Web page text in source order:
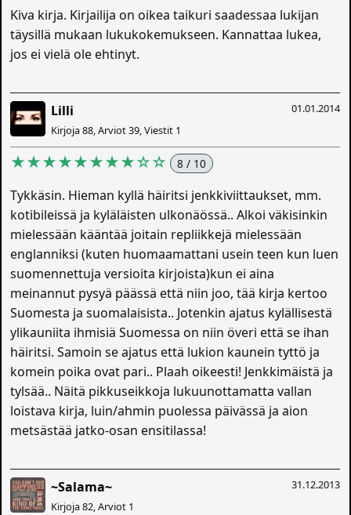
Kiva kirja. Kirjailija on oikea taikuri saadessaa lukijan
täysillä mukaan lukukokemukseen. Kannattaa lukea,
jos ei vielä ole ehtinyt.
01.01.2014
Lilli
Kirjoja 88, Arviot 39, Viestit 1
★★★★★★★★☆☆ 8 / 10
Tykkäsin. Hieman kyllä häiritsi jenkkiviittaukset, mm.
kotibileissä ja kyläläisten ulkonäössä.. Alkoi väkisinkin
mielessään kääntää joitain repliikkejä mielessään
englanniksi (kuten huomaamattani usein teen kun luen
suomennettuja versioita kirjoista)kun ei aina
meinannut pysyä päässä että niin joo, tää kirja kertoo
Suomesta ja suomalaisista.. Jotenkin ajatus kylällisestä
ylikauniita ihmisiä Suomessa on niin överi että se ihan
häiritsi. Samoin se ajatus että lukion kaunein tyttö ja
komein poika ovat pari.. Plaah oikeesti! Jenkkimäistä ja
tylsää.. Näitä pikkuseikkoja lukuunottamatta vallan
loistava kirja, luin/ahmin puolessa päivässä ja aion
metsästää jatko-osan ensitilassa!
31.12.2013
~Salama~
Kirjoja 82, Arviot 1